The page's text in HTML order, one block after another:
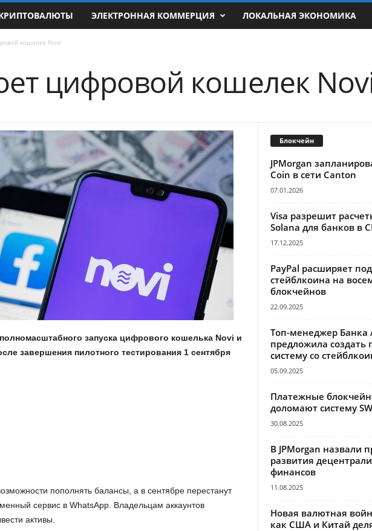
ЭЛЕКТРОННАЯ КОММЕРЦИЯ ЛОКАЛЬНАЯ ЭКОНОМИКА
кошелек Novi
цифровой кошелек
запуска цифрового кошелька Novi и
завершения пилотного тестирования 1 сентября
пополнять балансы, а в сентябре перестанут
сервис в WhatsApp. Владельцам аккаунтов
активы.
Блокчейн
JPMorgan
Coin в сети Canton
07.01.2026
Visa разрешит
Solana для банков в
17.12.2025
PayPal расширяет
стейблкоина на
блокчейнов
22.09.2025
Топ-менеджер Банка
предложила создать
систему со
05.09.2025
Платежные
доломают систему
30.08.2025
В JPMorgan назвали
развития
финансов
11.08.2025
Новая валютная
как США и Китай